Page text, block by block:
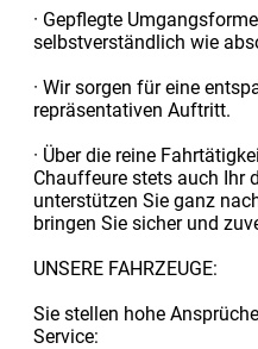
· Gepflegte
selbstverständlich wie
· Wir sorgen für eine
repräsentativen Auftritt.
· Über die reine
Chauffeure stets auch Ihr
unterstützen Sie ganz
bringen Sie sicher und
UNSERE FAHRZEUGE:
Sie stellen hohe
Service: